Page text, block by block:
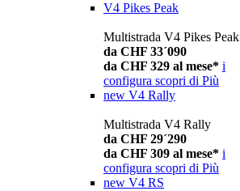
V4 Pikes Peak
Multistrada V4 Pikes Peak
da CHF 33´090
da CHF 329 al mese* i
configura scopri di Più
new V4 Rally
Multistrada V4 Rally
da CHF 29´290
da CHF 309 al mese* i
configura scopri di Più
new V4 RS